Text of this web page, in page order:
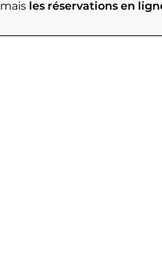
maisles réservations en